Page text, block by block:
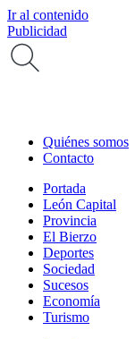
Ir al contenido
Publicidad
Quiénes somos
Contacto
Portada
León Capital
Provincia
El Bierzo
Deportes
Sociedad
Sucesos
Economía
Turismo